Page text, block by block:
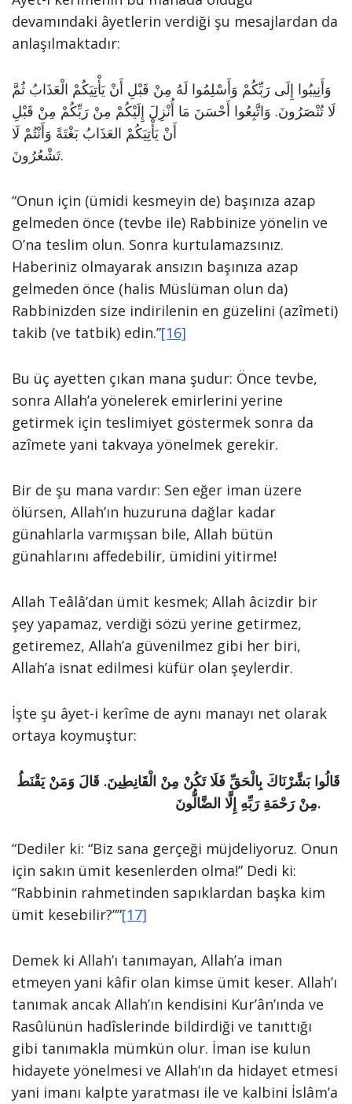
devamındaki âyetlerin verdiği şu mesajlardan da
anlaşılmaktadır:
وَأَنِيبُوا إِلَى رَبِّكُمْ وَأَسْلِمُوا لَهُ مِنْ قَبْلِ أَنْ يَأْتِيَكُمْ الْعَذَابُ ثُمَّ
لَا تُنْصَرُونَ. وَاتَّبِعُوا أَحْسَنَ مَا أُنْزِلَ إِلَيْكُمْ مِنْ رَبِّكُمْ مِنْ قَبْلِ
أَنْ يَأْتِيَكُمْ العَذَابُ بَغْتَةً وَأَنْتُمْ لَا
تَشْعُرُونَ.
“Onun için (ümidi kesmeyin de) başınıza azap
gelmeden önce (tevbe ile) Rabbinize yönelin ve
O’na teslim olun. Sonra kurtulamazsınız.
Haberiniz olmayarak ansızın başınıza azap
gelmeden önce (halis Müslüman olun da)
Rabbinizden size indirilenin en güzelini (azîmeti)
takib (ve tatbik) edin.”[16]
Bu üç ayetten çıkan mana şudur: Önce tevbe,
sonra Allah’a yönelerek emirlerini yerine
getirmek için teslimiyet göstermek sonra da
azîmete yani takvaya yönelmek gerekir.
Bir de şu mana vardır: Sen eğer iman üzere
ölürsen, Allah’ın huzuruna dağlar kadar
günahlarla varmışsan bile, Allah bütün
günahlarını affedebilir, ümidini yitirme!
Allah Teâlâ’dan ümit kesmek; Allah âcizdir bir
şey yapamaz, verdiği sözü yerine getirmez,
getiremez, Allah’a güvenilmez gibi her biri,
Allah’a isnat edilmesi küfür olan şeylerdir.
İşte şu âyet-i kerîme de aynı manayı net olarak
ortaya koymuştur:
قَالُوا بَشَّرْنَاكَ بِالْحَقِّ فَلَا تَكُنْ مِنْ الْقَانِطِينَ. قَالَ وَمَنْ يَقْنَطُ
مِنْ رَحْمَةِ رَبِّهِ إِلَّا الضَّالُّونَ.
“Dediler ki: “Biz sana gerçeği müjdeliyoruz. Onun
için sakın ümit kesenlerden olma!” Dedi ki:
“Rabbinin rahmetinden sapıklardan başka kim
ümit kesebilir?””[17]
Demek ki Allah’ı tanımayan, Allah’a iman
etmeyen yani kâfir olan kimse ümit keser. Allah’ı
tanımak ancak Allah’ın kendisini Kur’ân’ında ve
Rasûlünün hadîslerinde bildirdiği ve tanıttığı
gibi tanımakla mümkün olur. İman ise kulun
hidayete yönelmesi ve Allah’ın da hidayet etmesi
yani imanı kalpte yaratması ile ve kalbini İslâm’a